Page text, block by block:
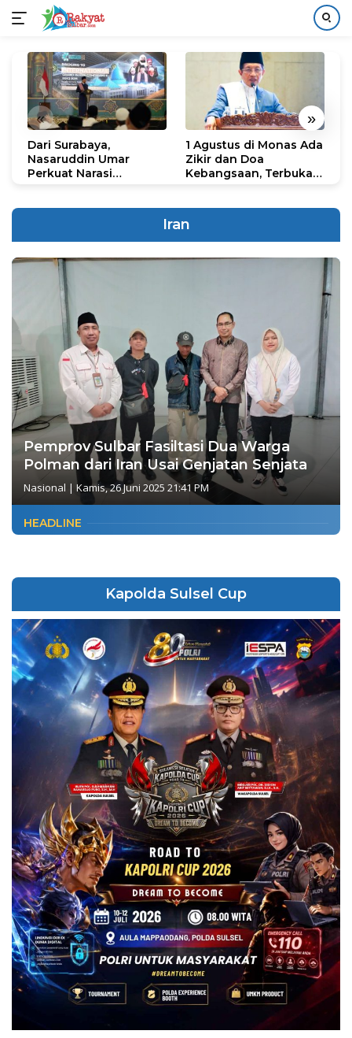
konten
« »
Dari Surabaya,
Nasaruddin Umar
Perkuat Narasi
1 Agustus di Monas Ada
Zikir dan Doa
Kebangsaan, Terbuka
Iran
Pemprov Sulbar Fasiltasi Dua Warga
Polman dari Iran Usai Genjatan Senjata
Nasional | Kamis, 26 Juni 2025 21:41 PM
HEADLINE
Kapolda Sulsel Cup